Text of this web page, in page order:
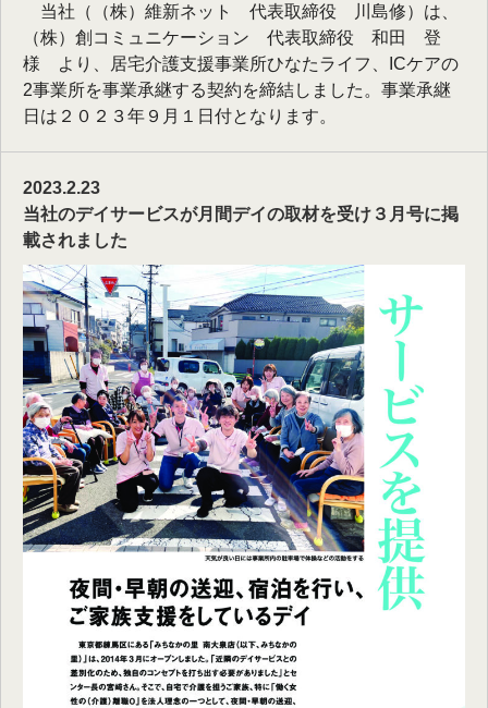
当社（（株）維新ネット 代表取締役 川島修）は、
（株）創コミュニケーション 代表取締役 和田 登
様 より、居宅介護支援事業所ひなたライフ、ICケアの
2事業所を事業承継する契約を締結しました。事業承継
日は２０２３年９月１日付となります。
2023.2.23
当社のデイサービスが月間デイの取材を受け３月号に掲
載されました